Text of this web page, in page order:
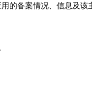
的备案情况、信息及该